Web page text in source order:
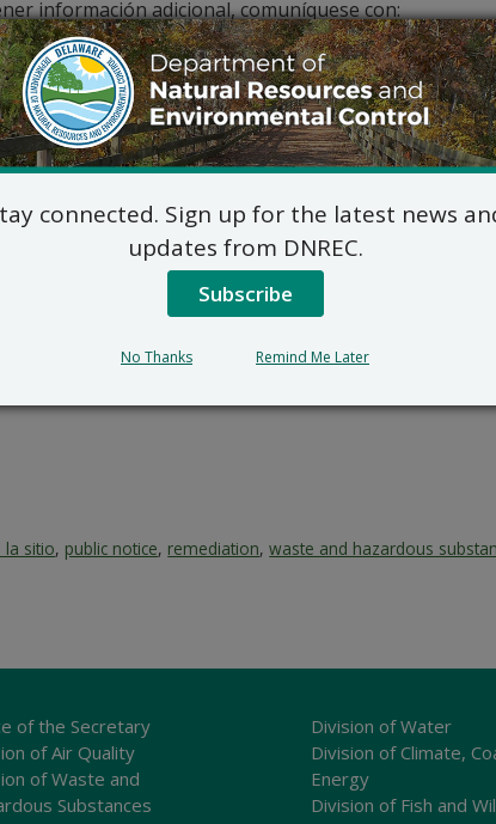
información adicional, comuníquese con:
Tracy Spinden, Gerente
DNREC- División de Residuos y
Sección de
391 Lukens Drive, New
302-395-2600
la sitio, public notice, remediation,waste and hazardous
of the Secretary
of Air Quality
of Waste and
Substances
Division of Water
Division of Climate,
Energy
Division of Fish and
connected. Sign up for the latest news
updates from DNREC.
Subscribe
No Thanks Remind Me Later